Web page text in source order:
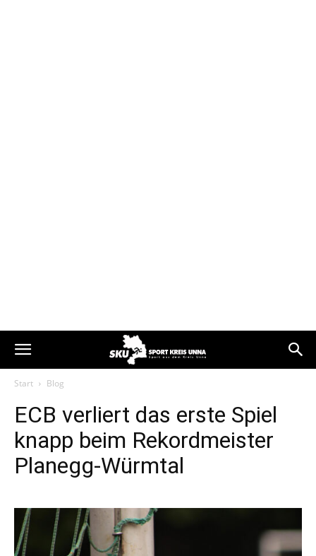
Start Blog
ECB verliert das erste Spiel
knapp beim Rekordmeister
Planegg-Würmtal